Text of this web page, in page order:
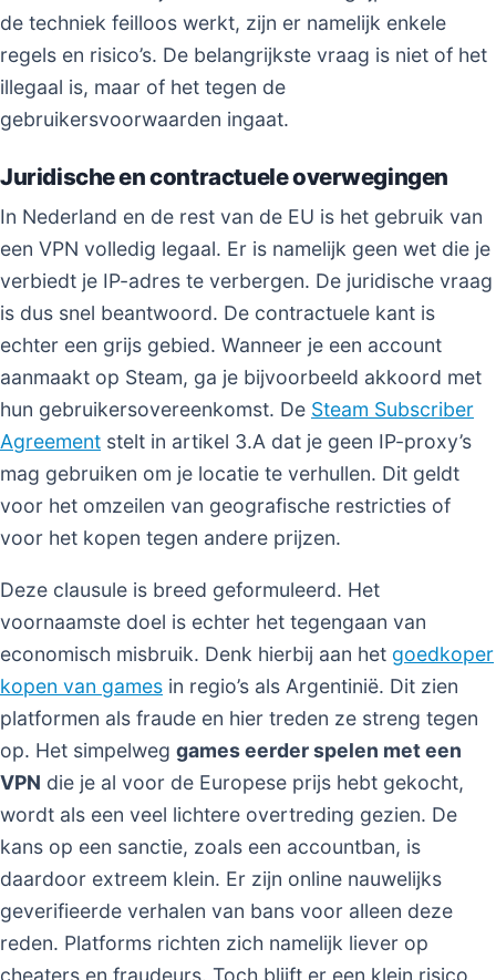
de techniek feilloos werkt, zijn er namelijk enkele
regels en risico’s. De belangrijkste vraag is niet of het
illegaal is, maar of het tegen de
gebruikersvoorwaarden ingaat.
Juridische en contractuele overwegingen
In Nederland en de rest van de EU is het gebruik van
een VPN volledig legaal. Er is namelijk geen wet die je
verbiedt je IP-adres te verbergen. De juridische vraag
is dus snel beantwoord. De contractuele kant is
echter een grijs gebied. Wanneer je een account
aanmaakt op Steam, ga je bijvoorbeeld akkoord met
hun gebruikersovereenkomst. De Steam Subscriber
Agreement stelt in artikel 3.A dat je geen IP-proxy’s
mag gebruiken om je locatie te verhullen. Dit geldt
voor het omzeilen van geografische restricties of
voor het kopen tegen andere prijzen.
Deze clausule is breed geformuleerd. Het
voornaamste doel is echter het tegengaan van
economisch misbruik. Denk hierbij aan het goedkoper
kopen van games in regio’s als Argentinië. Dit zien
platformen als fraude en hier treden ze streng tegen
op. Het simpelweg games eerder spelen met een
VPN die je al voor de Europese prijs hebt gekocht,
wordt als een veel lichtere overtreding gezien. De
kans op een sanctie, zoals een accountban, is
daardoor extreem klein. Er zijn online nauwelijks
geverifieerde verhalen van bans voor alleen deze
reden. Platforms richten zich namelijk liever op
cheaters en fraudeurs. Toch blijft er een klein risico